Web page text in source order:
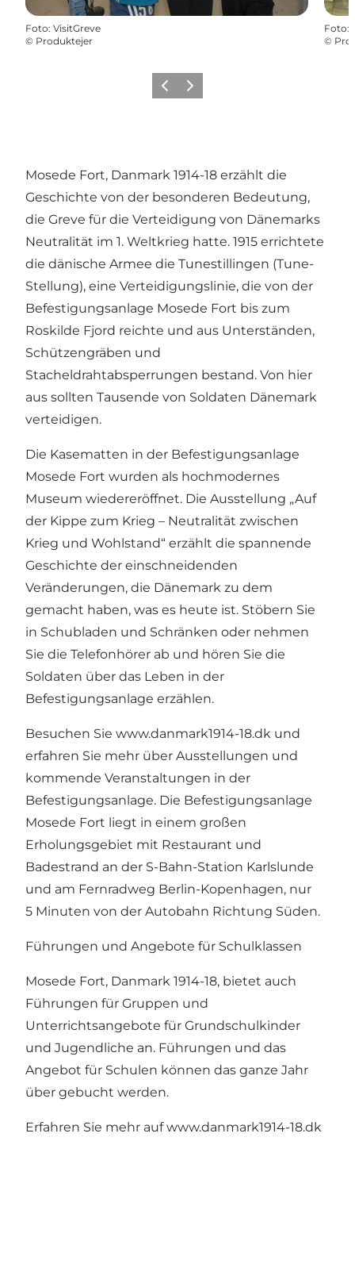
Foto: VisitGreve
© Produktejer
Foto:
©
ZurückWeiter
Mosede Fort, Danmark 1914-18 erzählt die
Geschichte von der besonderen Bedeutung,
die Greve für die Verteidigung von Dänemarks
Neutralität im 1. Weltkrieg hatte. 1915 errichtete
die dänische Armee die Tunestillingen (Tune-
Stellung), eine Verteidigungslinie, die von der
Befestigungsanlage Mosede Fort bis zum
Roskilde Fjord reichte und aus Unterständen,
Schützengräben und
Stacheldrahtabsperrungen bestand. Von hier
aus sollten Tausende von Soldaten Dänemark
verteidigen.
Die Kasematten in der Befestigungsanlage
Mosede Fort wurden als hochmodernes
Museum wiedereröffnet. Die Ausstellung „Auf
der Kippe zum Krieg – Neutralität zwischen
Krieg und Wohlstand“ erzählt die spannende
Geschichte der einschneidenden
Veränderungen, die Dänemark zu dem
gemacht haben, was es heute ist. Stöbern Sie
in Schubladen und Schränken oder nehmen
Sie die Telefonhörer ab und hören Sie die
Soldaten über das Leben in der
Befestigungsanlage erzählen.
Besuchen Sie www.danmark1914-18.dk und
erfahren Sie mehr über Ausstellungen und
kommende Veranstaltungen in der
Befestigungsanlage. Die Befestigungsanlage
Mosede Fort liegt in einem großen
Erholungsgebiet mit Restaurant und
Badestrand an der S-Bahn-Station Karlslunde
und am Fernradweg Berlin-Kopenhagen, nur
5 Minuten von der Autobahn Richtung Süden.
Führungen und Angebote für Schulklassen
Mosede Fort, Danmark 1914-18, bietet auch
Führungen für Gruppen und
Unterrichtsangebote für Grundschulkinder
und Jugendliche an. Führungen und das
Angebot für Schulen können das ganze Jahr
über gebucht werden.
Erfahren Sie mehr aufwww.danmark1914-18.dk